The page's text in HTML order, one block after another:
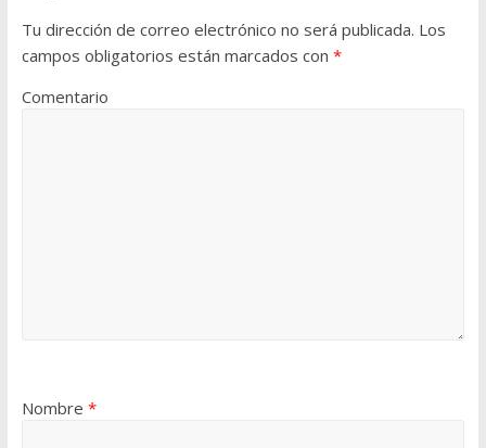
Tu dirección de correo electrónico no será publicada. Los
campos obligatorios están marcados con *
Comentario
Nombre *